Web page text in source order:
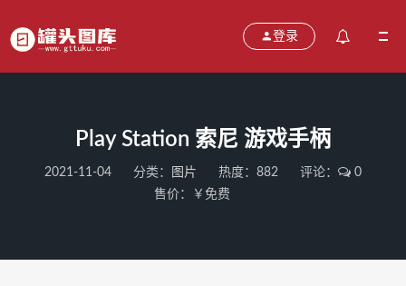
登录
Play Station 索尼 游戏手柄
2021-11-04 分类： 图片 热度：882 评论：
0
售价：￥免费